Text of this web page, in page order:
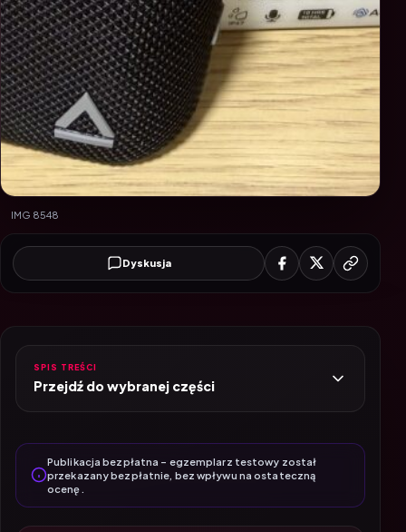
IMG 8548
Dyskusja
SPIS TREŚCI
Przejdź do wybranej części
Publikacja bezpłatna – egzemplarz testowy został
przekazany bezpłatnie, bez wpływu na ostateczną
ocenę.